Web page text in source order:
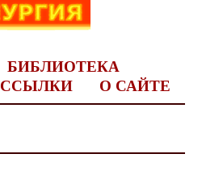
БИБЛИОТЕКА
ССЫЛКИ О САЙТЕ